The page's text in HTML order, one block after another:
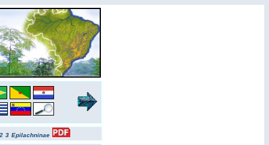
3 Epilachninae